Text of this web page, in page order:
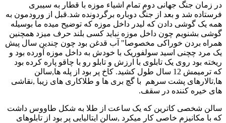
در زمان جنگ جهانی دوم تمام اشیاء موزه با قطار به سیبری
فرستاده شد و بعد از جنگ دوباره برگردونده شد.قبل از ورودمون به
همه یک گوشی دادن که لیدر داخل موزه که توضیح میده ما بوسیله
گوشی بشنویم چون داخل موزه نباید کسی بلند حرف میزد همچنین
همراه بردن خوراکی مخصوصا" آب قدغن بود چون چندین سال پیش
یک مرد چچنی اسید سولفوریک با خودش به داخل موزه آورده بود و
ریخته بود روی یک تابلوی با ارزش و تابلو رو با چاقو پاره کرده بود
که ترمیمش 12 سال طول کشید. کاخ پر بود از پله ها,سالن
ها,تالارهای پشت سرهم با گچ بری ها و طلاکاری های زیبا ,نقاشی
های خیره کننده در سقف.
سالن شخصی کاترین که یک ساعت از طلا به شکل طاووس داشت
که با مکانیزم خاصی کار میکرد ,سالن ایتالیایی پر بود از تابلوهای